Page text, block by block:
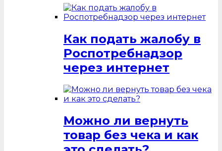
Как подать жалобу в
Роспотребнадзор
через интернет
Можно ли вернуть
товар без чека и как